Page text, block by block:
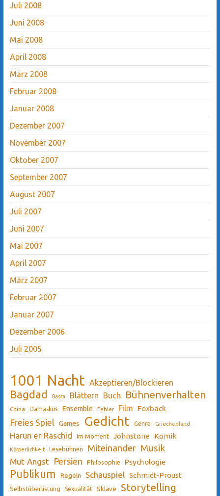
Juli 2008
Juni 2008
Mai 2008
April 2008
März 2008
Februar 2008
Januar 2008
Dezember 2007
November 2007
Oktober 2007
September 2007
August 2007
Juli 2007
Juni 2007
Mai 2007
April 2007
März 2007
Februar 2007
Januar 2007
Dezember 2006
Juli 2005
1001 Nacht Akzeptieren/Blockieren
Bagdad Basra Blättern Buch Bühnenverhalten
China Damaskus Ensemble Fehler Film Foxback
Freies Spiel Games Gedicht Genre Griechenland
Harun er-Raschid Im Moment Johnstone Komik
Körperlichkeit Lesebühnen Miteinander Musik
Mut-Angst Persien Philosophie Psychologie
Publikum Regeln Schauspiel Schmidt-Proust
Selbstüberlistung Sexualität Sklave Storytelling